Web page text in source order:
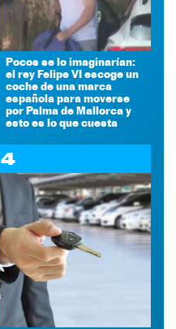
Pocos se lo imaginarían:
el rey Felipe VI escoge un
coche de una marca
española para moverse
por Palma de Mallorca y
esto es lo que cuesta
4